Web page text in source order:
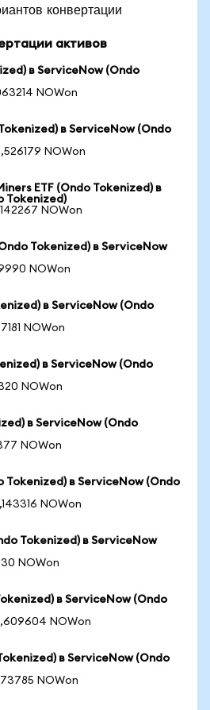
конвертации
активов
в ServiceNow (Ondo
NOWon
в ServiceNow (Ondo
NOWon
ETF (Ondo Tokenized) в
Tokenized)
NOWon
Tokenized) в ServiceNow
NOWon
в ServiceNow (Ondo
NOWon
в ServiceNow (Ondo
NOWon
в ServiceNow (Ondo
NOWon
Tokenized) в ServiceNow (Ondo
NOWon
Tokenized) в ServiceNow
NOWon
в ServiceNow (Ondo
NOWon
в ServiceNow (Ondo
NOWon